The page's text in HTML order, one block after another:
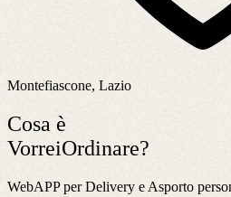
Montefiascone, Lazio
Cosa è
VorreiOrdinare?
WebAPP per Delivery e Asporto